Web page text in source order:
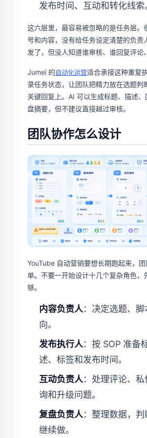
发布时间、互动和转化线索
这六层里，最容易被忽略的是任务层。
号和内容，没有给任务设定清楚的负责
发了，但没人知道谁审核、谁回复评论
Jumei 的自动化运营适合承接这种重复
录任务状态，让团队把精力放在选题判
关键回复上。AI 可以生成标题、描述
盘摘要，但不建议直接越过审核。
团队协作怎么设计
YouTube 自动营销要想长期跑起来，
单。不要一开始设计十几个复杂角色，
够。
内容负责人：决定选题、
向。
发布执行人：按 SOP 准备
述、标签和发布时间。
互动负责人：处理评论、
询和升级问题。
复盘负责人：整理数据，
继续做。